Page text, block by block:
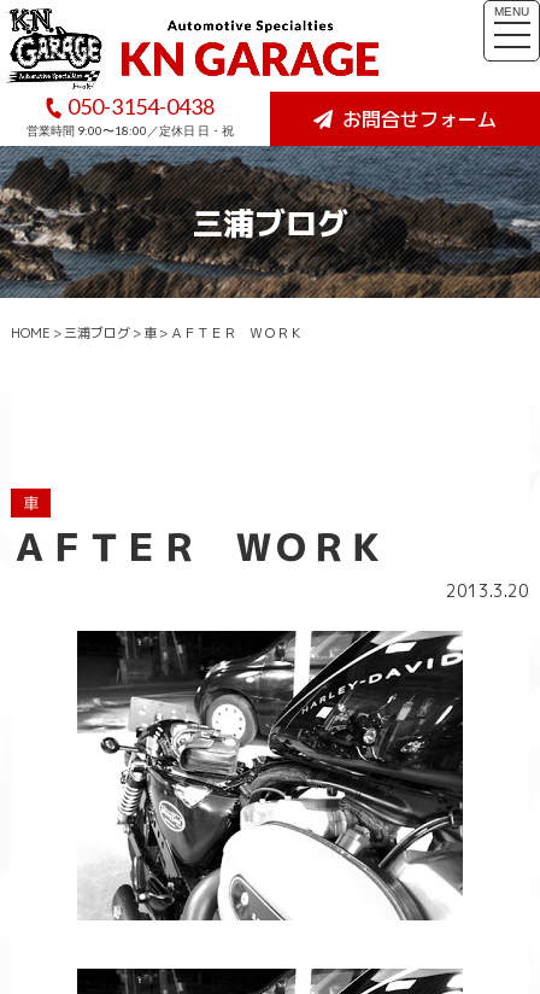
050-3154-0438
営業時間 9:00〜18:00／定休日 日・祝 お問合せフォーム
MENU
三浦ブログ
HOME >三浦ブログ>車> ＡＦＴＥＲ ＷＯＲＫ
車
ＡＦＴＥＲ ＷＯＲＫ
2013.3.20